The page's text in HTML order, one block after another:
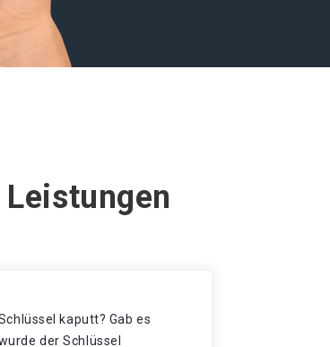
kaputt? Gab es
der Schlüssel